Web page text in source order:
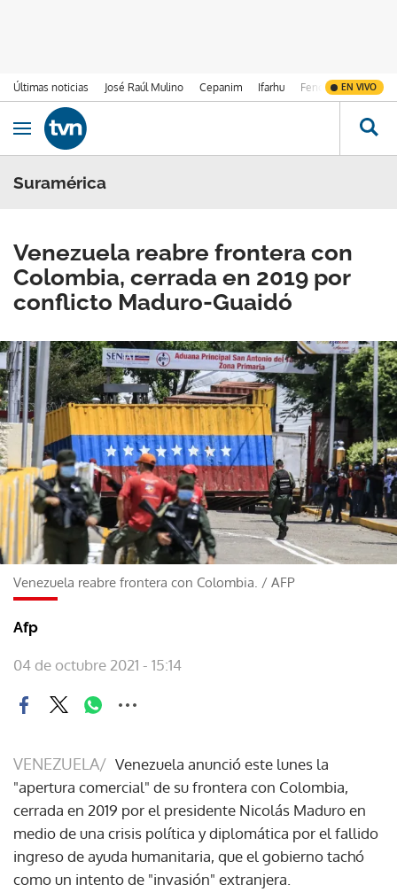
Últimas noticias José Raúl Mulino Cepanim Ifarhu Fenómeno de El
EN VIVO
Ir al contenido
Obrir navegació
Suramérica
Venezuela reabre frontera con
Colombia, cerrada en 2019 por
conflicto Maduro-Guaidó
Venezuela reabre frontera con Colombia. / AFP
Afp
04 de octubre 2021 - 15:14
VENEZUELA/ Venezuela anunció este lunes la
"apertura comercial" de su frontera con Colombia,
cerrada en 2019 por el presidente Nicolás Maduro en
medio de una crisis política y diplomática por el fallido
ingreso de ayuda humanitaria, que el gobierno tachó
como un intento de "invasión" extranjera.